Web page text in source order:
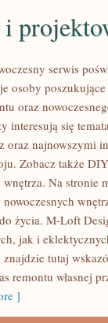
serwis
osoby
oraz
interesują się
oraz najnowszymi
Zobacz także
Na stronie
życia. M-Loft
jak i
tutaj
remontu własnej
]